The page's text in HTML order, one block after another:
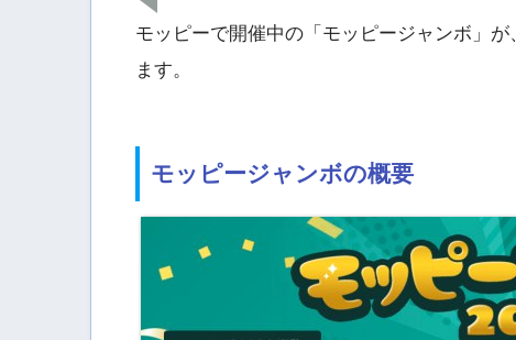
モッピーで開催中の「モッピージャンボ」
ます。
モッピージャンボの概要